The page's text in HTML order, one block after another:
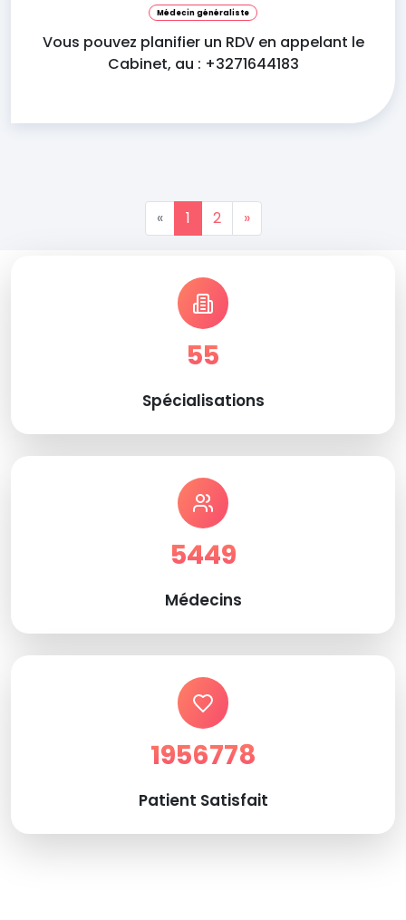
Médecin généraliste
Vous pouvez planifier un RDV en appelant le
Cabinet, au : +3271644183
« 1 2 »
55
Spécialisations
5449
Médecins
1956778
Patient Satisfait